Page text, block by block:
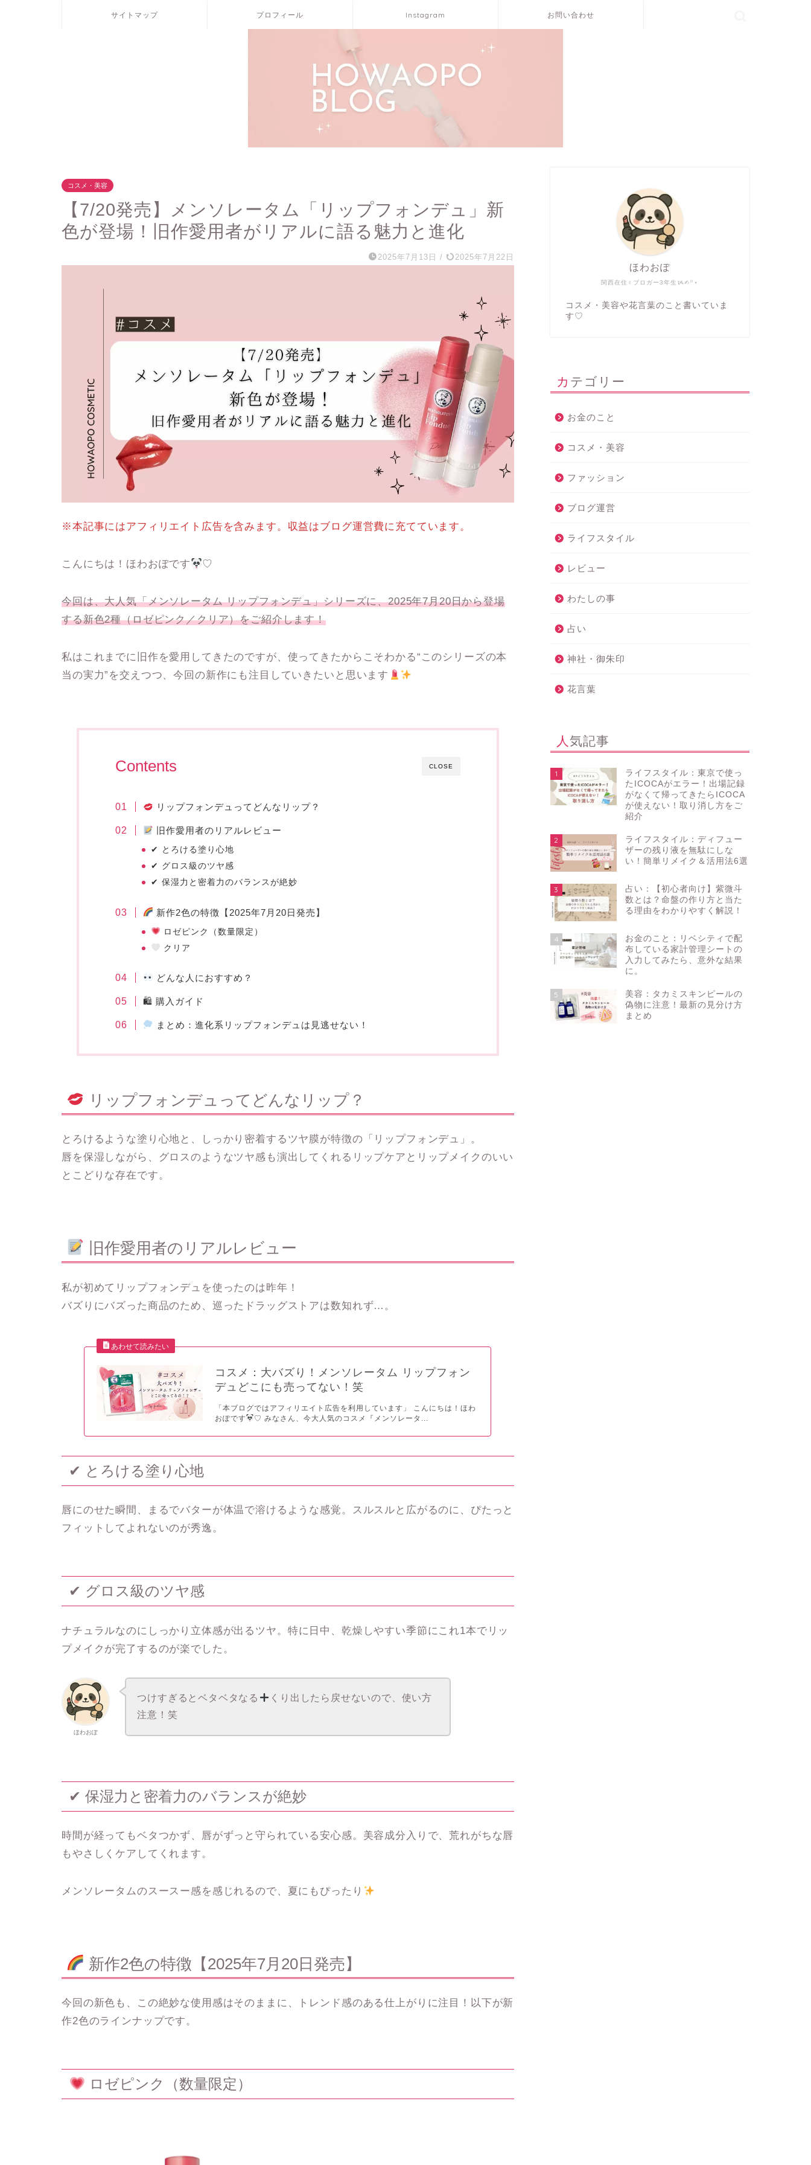
サイトマップ プロフィール Instagram お問い合わせ
コスメ・美容
【7/20発売】メンソレータム「リップフォンデュ」新
色が登場！旧作愛用者がリアルに語る魅力と進化
2025年7月13日 / 2025年7月22日
※本記事にはアフィリエイト広告を含みます。収益はブログ運営費に充てています。
こんにちは！ほわおぽです ♡
今回は、大人気「メンソレータム リップフォンデュ」シリーズに、2025年7月20日から登場
する新色2種（ロゼピンク／クリア）をご紹介します！
私はこれまでに旧作を愛用してきたのですが、使ってきたからこそわかる“このシリーズの本
当の実力”を交えつつ、今回の新作にも注目していきたいと思います
CLOSE
Contents
リップフォンデュってどんなリップ？
旧作愛用者のリアルレビュー
✔ とろける塗り心地
✔ グロス級のツヤ感
✔ 保湿力と密着力のバランスが絶妙
新作2色の特徴【2025年7月20日発売】
ロゼピンク（数量限定）
クリア
どんな人におすすめ？
🛍 購入ガイド
まとめ：進化系リップフォンデュは見逃せない！
リップフォンデュってどんなリップ？
とろけるような塗り心地と、しっかり密着するツヤ膜が特徴の「リップフォンデュ」。
唇を保湿しながら、グロスのようなツヤ感も演出してくれる リップケアとリップメイクのいい
とこどり な存在です。
旧作愛用者のリアルレビュー
私が初めてリップフォンデュを使ったのは昨年！
バズりにバズった商品のため、巡ったドラッグストアは数知れず…。
コスメ：大バズり！メンソレータム リップフォン
デュどこにも売ってない！笑
「本ブログではアフィリエイト広告を利用しています」 こんにちは！ほわ
おぽです
♡ みなさん、今大人気のコスメ『メンソレータ...
✔ とろける塗り心地
唇にのせた瞬間、まるでバターが体温で溶けるような感覚。スルスルと広がるのに、ぴたっと
フィットしてよれないのが秀逸。
✔ グロス級のツヤ感
ナチュラルなのに しっかり立体感が出るツヤ 。特に日中、乾燥しやすい季節にこれ1本でリッ
プメイクが完了するのが楽でした。
ほわおぽ
つけすぎるとベタベタなる
くり出したら戻せないので、使い方
注意！笑
✔ 保湿力と密着力のバランスが絶妙
時間が経ってもベタつかず、 唇がずっと守られている安心感。美容成分入りで、荒れがちな唇
もやさしくケアしてくれます。
メンソレータムのスースー感を感じれるので、夏にもぴったり
新作2色の特徴【2025年7月20日発売】
今回の新色も、 この絶妙な使用感はそのままに、トレンド感のある仕上がり に注目！以下が新
作2色のラインナップです。
ロゼピンク（数量限定）
関西在住♀ブロガー3年生ᝰ✍︎꙳⋆
ほわおぽ
コスメ・美容や花言葉のこと書いていま
す♡
カテゴリー
お金のこと
コスメ・美容
ファッション
ブログ運営
ライフスタイル
レビュー
わたしの事
占い
神社・御朱印
花言葉
人気記事
1
ライフスタイル：東京で使っ
たICOCAがエラー！出場記録
がなくて帰ってきたらICOCA
が使えない！取り消し方をご
紹介
2
ライフスタイル：ディフュー
ザーの残り液を無駄にしな
い！簡単リメイク＆活用法6選
3
占い：【初心者向け】紫微斗
数とは？命盤の作り方と当た
る理由をわかりやすく解説！
4
お金のこと：リベシティで配
布している家計管理シートの
入力してみたら、意外な結果
に。
5
美容：タカミスキンピールの
偽物に注意！最新の見分け方
まとめ